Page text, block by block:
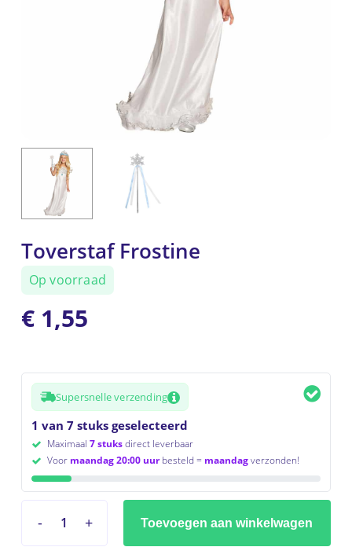
Toverstaf Frostine
Op voorraad
€1,55
Supersnelle verzending
1 van 7 stuks geselecteerd
Maximaal 7 stuksdirect leverbaar
Voor maandag 20:00 uurbesteld = maandagverzonden!
Toevoegen aan winkelwagen